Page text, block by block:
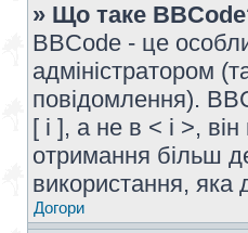
» Що таке
BBCode - це
адміністратором
повідомлення).
[ і ], а не в < і >,
отримання більш
використання, яка
Догори